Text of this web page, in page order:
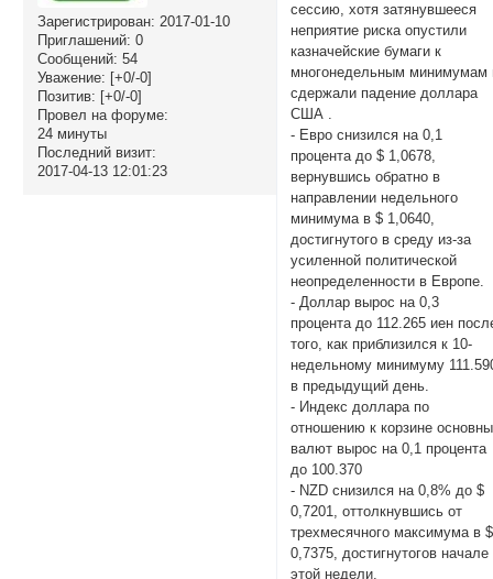
Зарегистрирован: 2017-01-10
Приглашений: 0
Сообщений: 54
Уважение: [+0/-0]
Позитив: [+0/-0]
Провел на форуме:
24 минуты
Последний визит:
2017-04-13 12:01:23
сессию, хотя затянувшееся
неприятие риска опустили
казначейские бумаги к
многонедельным минимумам
сдержали падение доллара
США .
- Евро снизился на 0,1
процента до $ 1,0678,
вернувшись обратно в
направлении недельного
минимума в $ 1,0640,
достигнутого в среду из-за
усиленной политической
неопределенности в Европе.
- Доллар вырос на 0,3
процента до 112.265 иен
того, как приблизился к 10-
недельному минимуму
в предыдущий день.
- Индекс доллара по
отношению к корзине
валют вырос на 0,1 процента
до 100.370
- NZD снизился на 0,8% до $
0,7201, оттолкнувшись от
трехмесячного максимума в $
0,7375, достигнутогов начале
этой недели.